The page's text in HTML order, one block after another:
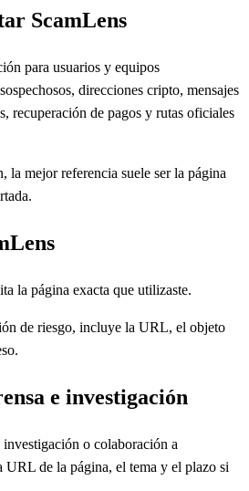
ScamLens
para usuarios y equipos
direcciones cripto, mensajes
recuperación de pagos y rutas oficiales
la mejor referencia suele ser la página
la página exacta que utilizaste.
de riesgo, incluye la URL, el objeto
e investigación
o colaboración a
URL de la página, el tema y el plazo si